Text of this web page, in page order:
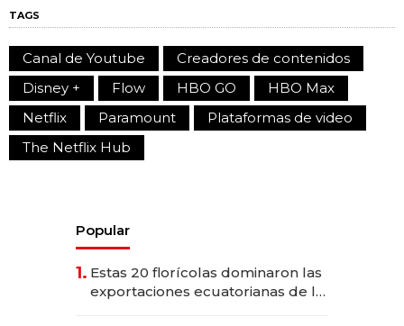
TAGS
Canal de Youtube
Creadores de contenidos
Disney +
Flow HBO GO
HBO Max
Netflix
Paramount
Plataformas de video
The Netflix Hub
Popular
1. Estas 20 florícolas dominaron las
exportaciones ecuatorianas de la